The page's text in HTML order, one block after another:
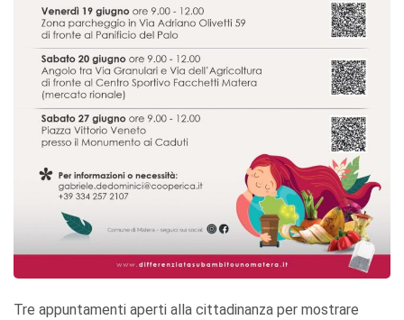
Tre appuntamenti aperti alla cittadinanza per mostrare